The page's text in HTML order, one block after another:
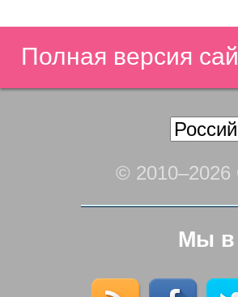
Полная версия
©
Мы в